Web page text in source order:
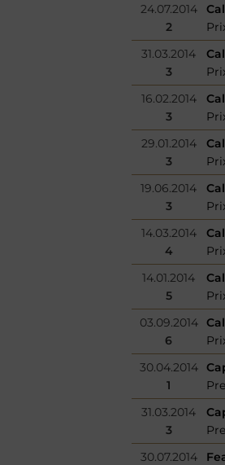
24.07.2014
2
31.03.2014
3
16.02.2014
3
29.01.2014
3
19.06.2014
3
14.03.2014
4
14.01.2014
5
03.09.2014
6
30.04.2014
1
31.03.2014
3
30.07.2014